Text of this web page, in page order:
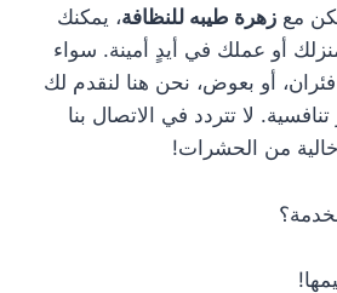
مع زهرة طيبه للنظافة، يمكنك
أو عملك في أيدٍ أمينة. سواء
أو بعوض، نحن هنا لنقدم لك
لا تتردد في الاتصال بنا
خالية من الحشرات!